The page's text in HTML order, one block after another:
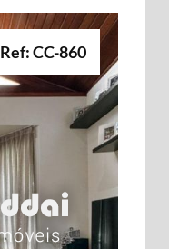
Ref: CC-860